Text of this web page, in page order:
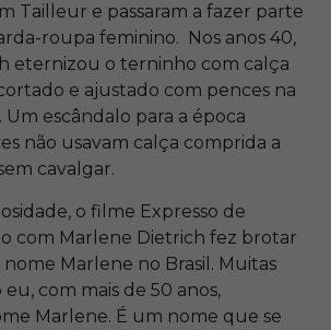
Tailleur e passaram a fazer parte
roupa feminino. Nos anos 40,
eternizou o terninho com calça
e ajustado com pences na
Um escândalo para a época
não usavam calça comprida a
cavalgar.
o filme Expresso de
com Marlene Dietrich fez brotar
Marlene no Brasil. Muitas
com mais de 50 anos,
Marlene. É um nome que se